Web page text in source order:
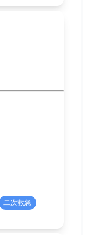
二次救急